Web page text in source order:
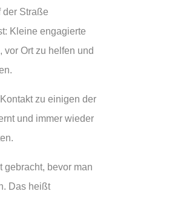
der Straße
Kleine engagierte
Ort zu helfen und
zu einigen der
und immer wieder
gebracht, bevor man
Das heißt